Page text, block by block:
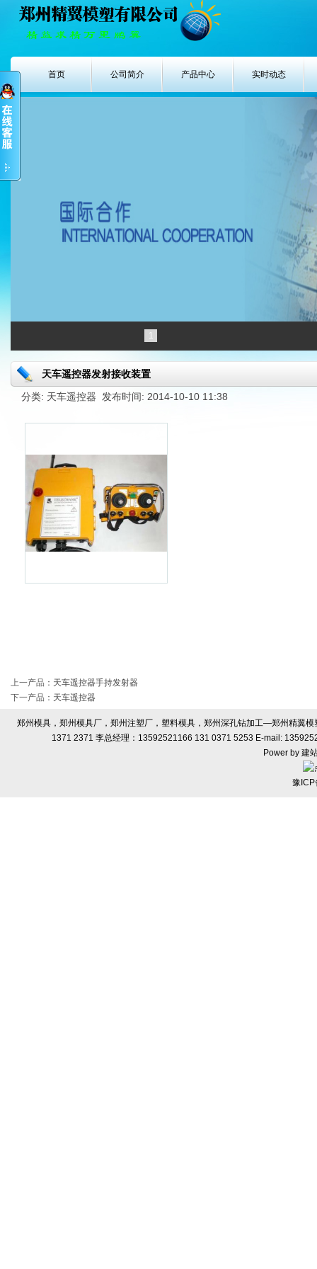
首页 公司简介 产品中心 实时动态
1
天车遥控器发射接收装置
分类: 天车遥控器 发布时间: 2014-10-10 11:38
上一产品 ： 天车遥控器手持发射器
下一产品 ： 天车遥控器
郑州模具，郑州模具厂，郑州注塑厂，塑料模具，郑州深孔钻加工—郑州精翼
1371 2371 李总经理：13592521166 131 0371 5253 E-mail:
Power by 建
豫